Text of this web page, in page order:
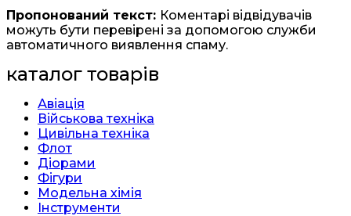
Пропонований текст: Коментарі відвідувачів
можуть бути перевірені за допомогою служби
автоматичного виявлення спаму.
каталог товарів
Авіація
Військова техніка
Цивільна техніка
Флот
Діорами
Фігури
Модельна хімія
Інструменти